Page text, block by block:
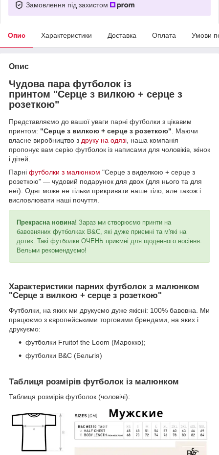
Замовлення під захистом
Опис Характеристики Доставка Оплата Умови
Опис
Чудова пара футболок із
принтом "Серце з вилкою + серце з
розеткою"
Представляємо до вашої уваги парні футболки з цікавим
принтом: "Серце з вилкою + серце з розеткою". Маючи
власне виробництво з друку на одязі, наша компанія
пропонує вам серію футболок із написами для чоловіків, жінок
і дітей.
Парні футболки з малюнком "Серце з виделкою + серце з
розеткою" — чудовий подарунок для двох (для нього та для
неї). Одяг може не тільки прикривати наше тіло, але також і
висловлювати наші почуття.
Прекрасна новина! Зараз ми створюємо принти на
бавовняних футболках B&C, які дуже приємні та м'які на
дотик. Такі футболки ОЧЕНЬ приємні для щоденного носіння.
Вельми рекомендуємо!
Характеристики парних футболок з малюнком
"Серце з вилкою + серце з розеткою"
Футболки, на яких ми друкуємо дуже якісні: 100% бавовна. Ми
працюємо з європейськими торговими брендами, на яких і
друкуємо:
футболки Fruitof the Loom (Марокко);
футболки B&C (Бельгія)
Таблиця розмірів футболок із малюнком
Таблиця розмірів футболок (чоловічі):